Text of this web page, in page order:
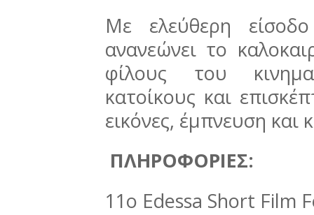
Με ελεύθερη
ανανεώνει το
φίλους του
κατοίκους και
εικόνες, έμπνευση και
ΠΛΗΡΟΦΟΡΙΕΣ:
11ο Edessa Short Film